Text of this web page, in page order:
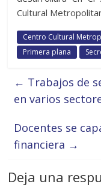
Cultural
Centro Cultural
Primera plana
← Trabajos de
en varios
Docentes se
financiera →
Deja una